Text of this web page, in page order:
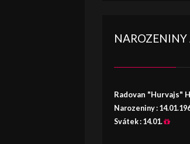
NAROZENINY
Radovan "Hurvajs"
Narozeniny :
Svátek : 14.01.